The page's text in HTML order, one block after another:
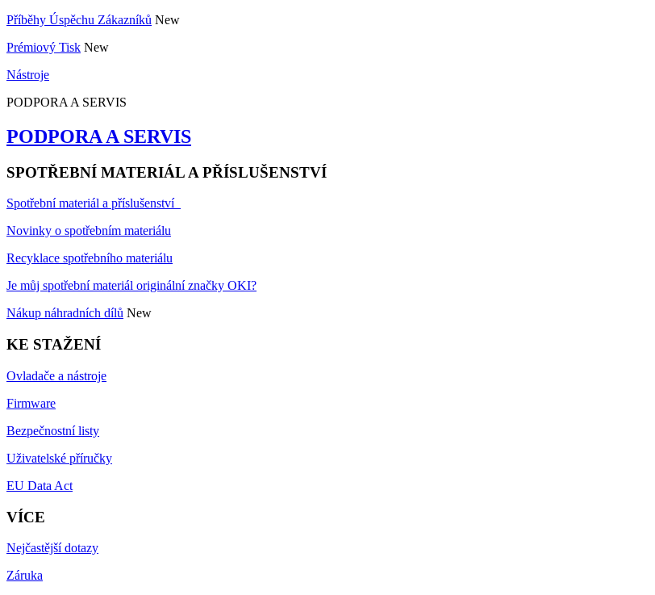
Příběhy Úspěchu Zákazníků New
Prémiový Tisk New
Nástroje
PODPORA A SERVIS
PODPORA A SERVIS
SPOTŘEBNÍ MATERIÁL A PŘÍSLUŠENSTVÍ
Spotřební materiál a příslušenství
Novinky o spotřebním materiálu
Recyklace spotřebního materiálu
Je můj spotřební materiál originální značky OKI?
Nákup náhradních dílů New
KE STAŽENÍ
Ovladače a nástroje
Firmware
Bezpečnostní listy
Uživatelské příručky
EU Data Act
VÍCE
Nejčastější dotazy
Záruka